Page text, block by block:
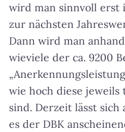
wird man sinnvoll erst
zur nächsten
Dann wird man
wieviele der ca. 9200
wie hoch diese jeweils
sind. Derzeit lässt sich
es der DBK